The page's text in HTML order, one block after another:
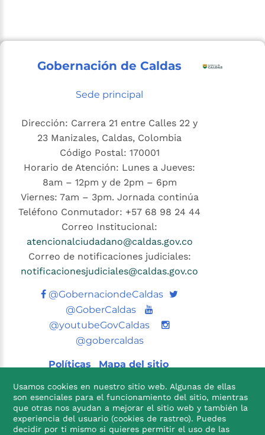
Gobernación de Caldas
Sede principal
Dirección: Carrera 21 entre Calles 22 y
23 Manizales, Caldas, Colombia
Código Postal: 170001
Horario de Atención: Lunes a Jueves:
8am – 12pm y de 2pm – 6pm
Viernes: 7am – 3pm. Jornada continúa
Teléfono Conmutador: +57 68 98 24 44
Correo Institucional:
atencionalciudadano@caldas.gov.co
Correo de notificaciones judiciales:
notificacionesjudiciales@caldas.gov.co
@GobernaciondeCaldas Twitter
@GoberCaldas
Youtube
@youtubeGovCaldas
@gobercaldas
Políticas Mapa del sitio
Usamos cookies en nuestro sitio web. Algunas de ellas
son esenciales para el funcionamiento del sitio, mientras
que otras nos ayudan a mejorar el sitio web y también la
experiencia del usuario (cookies de rastreo). Puedes
decidir por ti mismo si quieres permitir el uso de las